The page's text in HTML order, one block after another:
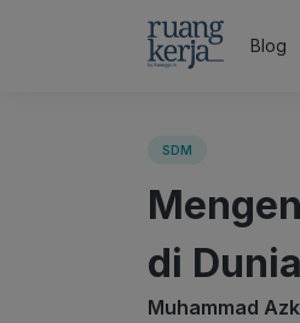
Blog
SDM
di
Muhammad